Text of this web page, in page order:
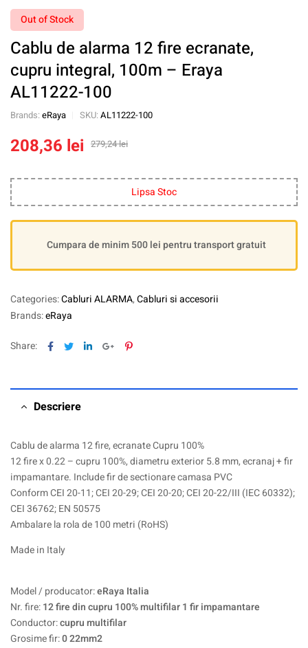
Out of Stock
Cablu de alarma 12 fire ecranate,
cupru integral, 100m – Eraya
AL11222-100
Brands: eRaya SKU: AL11222-100
279,24lei
208,36 lei
Lipsa Stoc
Cumpara de minim 500 lei pentru transport gratuit
Categories:Cabluri ALARMA,Cabluri si accesorii
Brands:eRaya
Share: Facebook
TwitterLinkedinGoogle+Pinterest
Descriere
Cablu de alarma 12 fire, ecranate Cupru 100%
12 fire x 0.22 – cupru 100%, diametru exterior 5.8 mm, ecranaj + fir
impamantare. Include fir de sectionare camasa PVC
Conform CEI 20-11; CEI 20-29; CEI 20-20; CEI 20-22/III (IEC 60332);
CEI 36762; EN 50575
Ambalare la rola de 100 metri (RoHS)
Made in Italy
Model / producator:eRaya Italia
Nr. fire:12 fire din cupru 100% multifilar 1 fir impamantare
Conductor:cupru multifilar
Grosime fir:0 22mm2